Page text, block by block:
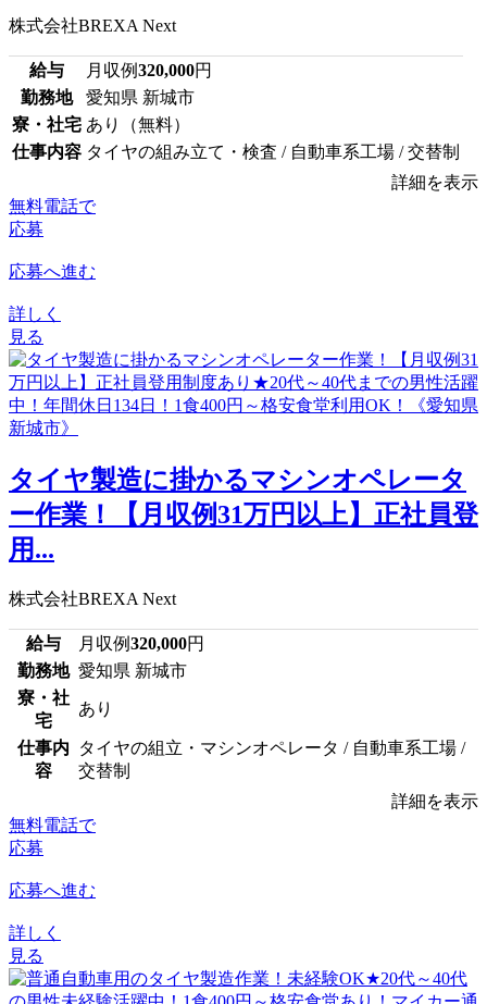
株式会社BREXA Next
給与 月収例320,000円
勤務地
愛知県 新城市
寮・社宅 あり（無料）
仕事内容 タイヤの組み立て・検査 / 自動車系工場 / 交替制
詳細を表示
無料電話で
応募
応募へ進む
詳しく
見る
タイヤ製造に掛かるマシンオペレータ
ー作業！【月収例31万円以上】正社員登
用...
株式会社BREXA Next
給与 月収例320,000円
勤務地 愛知県 新城市
寮・社
宅
あり
仕事内
容
タイヤの組立・マシンオペレータ / 自動車系工場 /
交替制
詳細を表示
無料電話で
応募
応募へ進む
詳しく
見る